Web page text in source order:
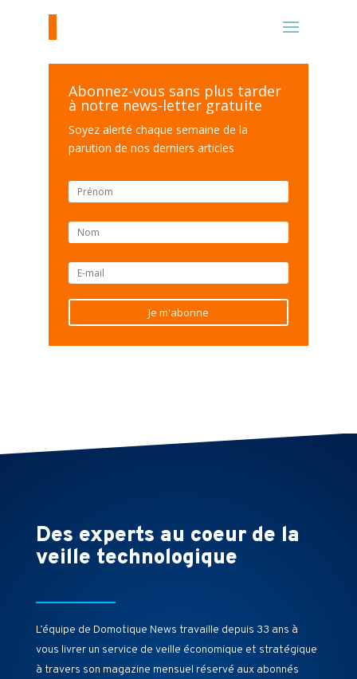
Abonnez-vous sans plus tarder
à notre news-letter gratuite
Soyez alerté chaque semaine de la
parution de nos derniers articles
Je m'abonne
Des experts au coeur de la
veille technologique
L’équipe de Domotique News travaille depuis 33 ans à
vous livrer un service de veille économique et stratégique
à travers son magazine mensuel réservé aux abonnés